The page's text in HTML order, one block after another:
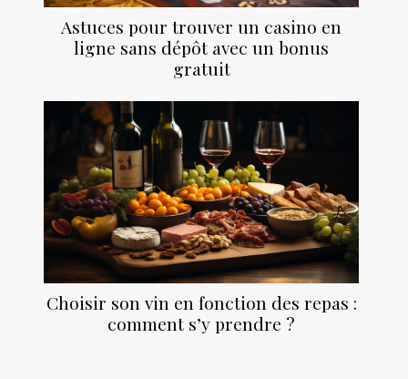
Astuces pour trouver un casino en
ligne sans dépôt avec un bonus
gratuit
Choisir son vin en fonction des repas :
comment s’y prendre ?